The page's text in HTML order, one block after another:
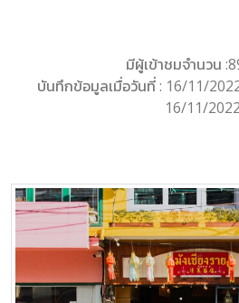
มีผู้เข้าชมจำนวน
บันทึกข้อมูลเมื่อวันที่ : 16/11/
16/11/2022